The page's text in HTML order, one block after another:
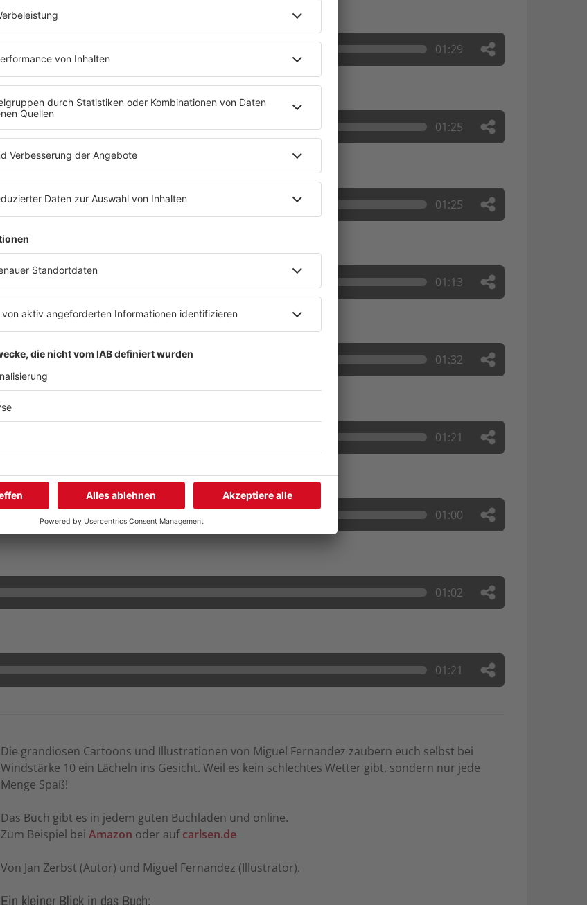
01:29
01:25
01:25
01:13
01:32
01:21
01:00
01:02
01:21
Die grandiosen Cartoons und Illustrationen von Miguel Fernandez zaubern euch selbst bei
Windstärke 10 ein Lächeln ins Gesicht. Weil es kein schlechtes Wetter gibt, sondern nur jede
Menge Spaß!
Das Buch gibt es in jedem guten Buchladen und online.
Zum Beispiel beiAmazon oder aufcarlsen.de
Von Jan Zerbst (Autor) und Miguel Fernandez (Illustrator).
Ein kleiner Blick in das Buch: